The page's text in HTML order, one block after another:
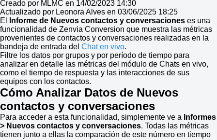
Creado por MLMC en 14/02/2023 14:30
Actualizado por Leonora Alves en 03/06/2025 18:25
El
nforme de Nuevos contactos y conversaciones es una
funcionalidad de Zenvia Conversion que muestra las métricas
provenientes de contactos y conversaciones realizadas en la
bandeja de entrada del Chat en vivo.
Filtre los datos por grupos y por período de tiempo para
analizar en detalle las métricas del módulo de Chats en vivo,
como el tiempo de respuesta y las interacciones de sus
equipos con los contactos.
Cómo Analizar Datos de Nuevos
contactos y conversaciones
Para acceder a esta funcionalidad, simplemente ve a Informes
> Nuevos contactos y conversaciones. Todas las métricas
tienen junto a ellas la comparación de este número en tiempo